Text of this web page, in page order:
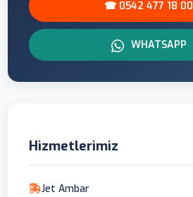
☎ 0542 477 18 00
WHATSAPP
Hizmetlerimiz
Jet Ambar